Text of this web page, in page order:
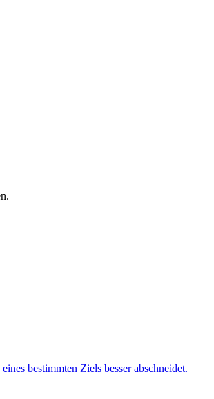
bestimmten Ziels besser abschneidet.